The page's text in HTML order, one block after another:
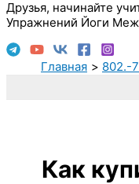
Друзья, начинайте
Упражнений Йоги
Главная 802.-
Как